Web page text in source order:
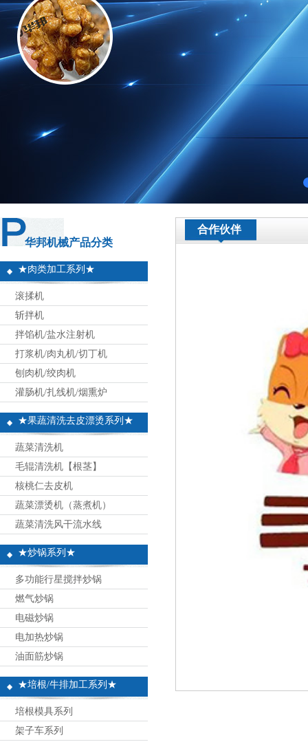
华邦机械产品分类
★肉类加工系列★
滚揉机
斩拌机
拌馅机/盐水注射机
打浆机/肉丸机/切丁机
刨肉机/绞肉机
灌肠机/扎线机/烟熏炉
★果蔬清洗去皮漂烫系列★
蔬菜清洗机
毛辊清洗机【根茎】
核桃仁去皮机
蔬菜漂烫机（蒸煮机）
蔬菜清洗风干流水线
★炒锅系列★
多功能行星搅拌炒锅
燃气炒锅
电磁炒锅
电加热炒锅
油面筋炒锅
★培根/牛排加工系列★
培根模具系列
架子车系列
合作伙伴